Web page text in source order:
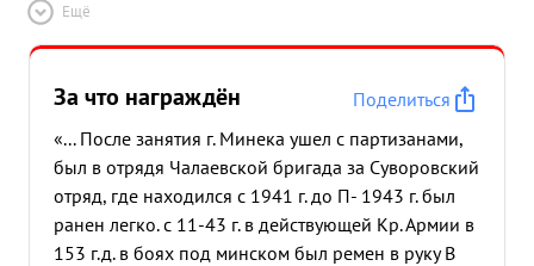
Ещё
За что награждён
Поделиться
«... После занятия г. Минека ушел с партизанами,
был в отрядя Чалаевской бригада за Суворовский
отряд, где находился с 1941 г. до П- 1943 г. был
ранен легко. с 11-43 г. в действующей Кр. Армии в
153 г.д. в боях под минском был ремен в руку В